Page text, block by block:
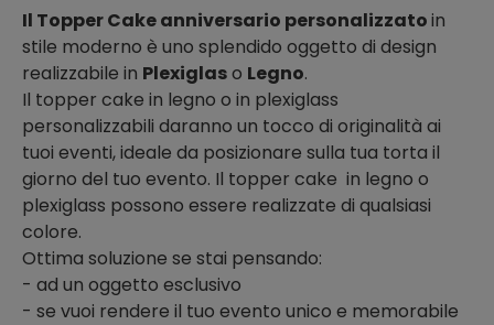
Il Topper Cake anniversario personalizzatoin
stile moderno è uno splendido oggetto di design
realizzabile in Plexiglaso Legno.
Il topper cake in legno o in plexiglass
personalizzabili daranno un tocco di originalità ai
tuoi eventi, ideale da posizionare sulla tua torta il
giorno del tuo evento. Il topper cake in legno o
plexiglass possono essere realizzate di qualsiasi
colore.
Ottima soluzione se stai pensando:
- ad un oggetto esclusivo
- se vuoi rendere il tuo evento unico e memorabile